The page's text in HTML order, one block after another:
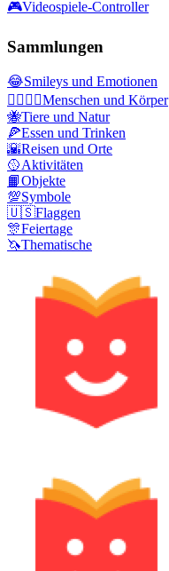
🎮Videospiele-Controller
Sammlungen
😂Smileys und Emotionen
👩‍❤️‍💋‍👨Menschen und Körper
🐝Tiere und Natur
🍕Essen und Trinken
🌇Reisen und Orte
🥎Aktivitäten
📙Objekte
💯Symbole
🇺🇸Flaggen
🎊Feiertage
🦄Thematische